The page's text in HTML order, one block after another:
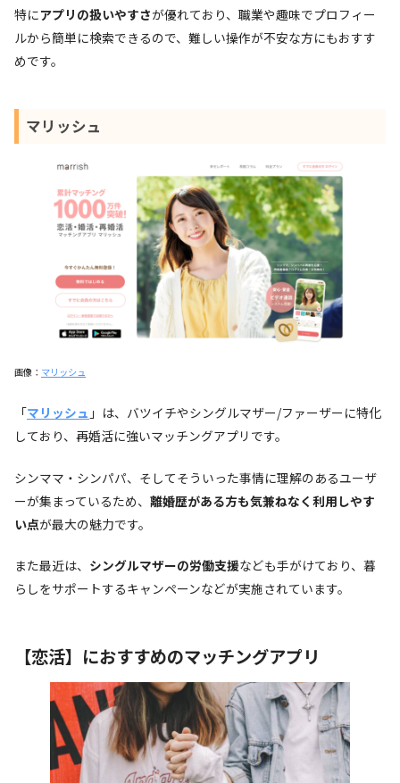
特にアプリの扱いやすさが優れており、職業や趣味でプロフィー
ルから簡単に検索できるので、難しい操作が不安な方にもおすす
めです。
マリッシュ
画像： マリッシュ
「マリッシュ 」は、バツイチやシングルマザー/ファーザーに特化
しており、再婚活に強いマッチングアプリです。
シンママ・シンパパ、そしてそういった事情に理解のあるユーザ
ーが集まっているため、 離婚歴がある方も気兼ねなく利用しやす
い点が最大の魅力です。
また最近は、 シングルマザーの労働支援なども手がけており、暮
らしをサポートするキャンペーンなどが実施されています。
【恋活】におすすめのマッチングアプリ